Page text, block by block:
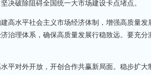
决破除阻碍全国统一大市场建设卡点堵点。
水平社会主义市场经济体制，增强高质量发
治理体系，确保高质量发展行稳致远。要充
对外开放，开创合作共赢新局面。稳步扩大